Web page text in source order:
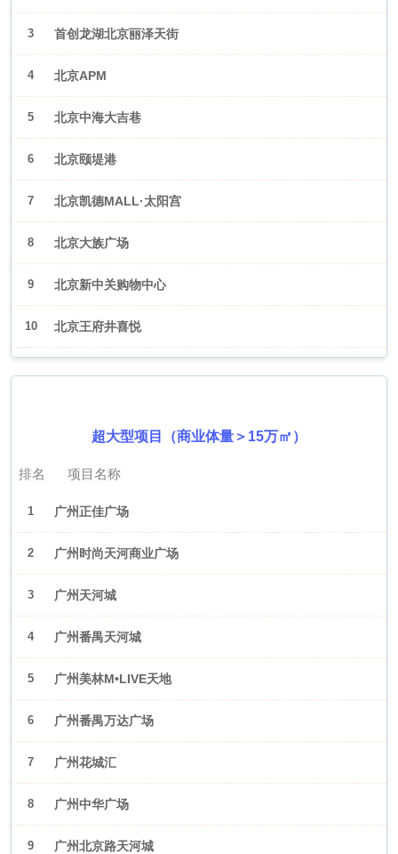
3 首创龙湖北京丽泽天街
4 北京APM
5 北京中海大吉巷
6 北京颐堤港
7 北京凯德MALL·太阳宫
8 北京大族广场
9 北京新中关购物中心
10 北京王府井喜悦
超大型项目（商业体量＞15万㎡）
排名 项目名称
1 广州正佳广场
2 广州时尚天河商业广场
3 广州天河城
4 广州番禺天河城
5 广州美林M•LIVE天地
6 广州番禺万达广场
7 广州花城汇
8 广州中华广场
9 广州北京路天河城